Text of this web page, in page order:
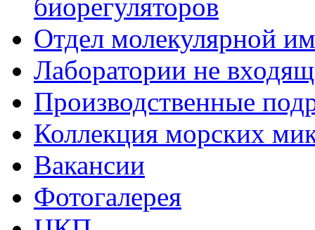
биорегуляторов
Отдел молекулярной
Лаборатории не
Производственные
Коллекция морских
Вакансии
Фотогалерея